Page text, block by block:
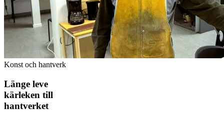
Konst och hantverk
Länge leve
kärleken till
hantverket